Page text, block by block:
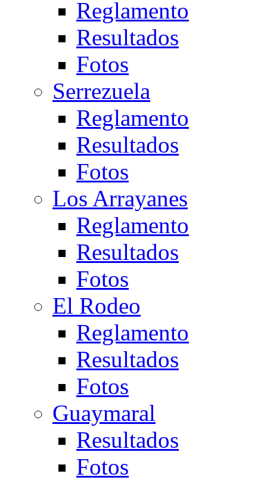
Reglamento
Resultados
Fotos
Serrezuela
Reglamento
Resultados
Fotos
Los Arrayanes
Reglamento
Resultados
Fotos
El Rodeo
Reglamento
Resultados
Fotos
Guaymaral
Resultados
Fotos